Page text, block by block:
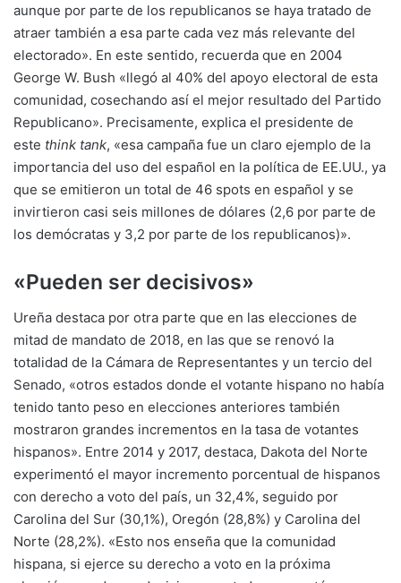
aunque por parte de los republicanos se haya tratado de
atraer también a esa parte cada vez más relevante del
electorado». En este sentido, recuerda que en 2004
George W. Bush «llegó al 40% del apoyo electoral de esta
comunidad, cosechando así el mejor resultado del Partido
Republicano». Precisamente, explica el presidente de
este think tank, «esa campaña fue un claro ejemplo de la
importancia del uso del español en la política de EE.UU., ya
que se emitieron un total de 46 spots en español y se
invirtieron casi seis millones de dólares (2,6 por parte de
los demócratas y 3,2 por parte de los republicanos)».
«Pueden ser decisivos»
Ureña destaca por otra parte que en las elecciones de
mitad de mandato de 2018, en las que se renovó la
totalidad de la Cámara de Representantes y un tercio del
Senado, «otros estados donde el votante hispano no había
tenido tanto peso en elecciones anteriores también
mostraron grandes incrementos en la tasa de votantes
hispanos». Entre 2014 y 2017, destaca, Dakota del Norte
experimentó el mayor incremento porcentual de hispanos
con derecho a voto del país, un 32,4%, seguido por
Carolina del Sur (30,1%), Oregón (28,8%) y Carolina del
Norte (28,2%). «Esto nos enseña que la comunidad
hispana, si ejerce su derecho a voto en la próxima